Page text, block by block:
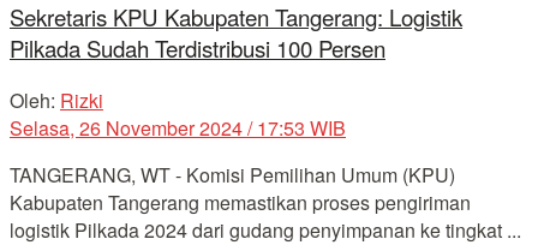
Sekretaris KPU Kabupaten Tangerang: Logistik
Pilkada Sudah Terdistribusi 100 Persen
Oleh: Rizki
Selasa, 26 November 2024 / 17:53 WIB
TANGERANG, WT - Komisi Pemilihan Umum (KPU)
Kabupaten Tangerang memastikan proses pengiriman
logistik Pilkada 2024 dari gudang penyimpanan ke tingkat ...